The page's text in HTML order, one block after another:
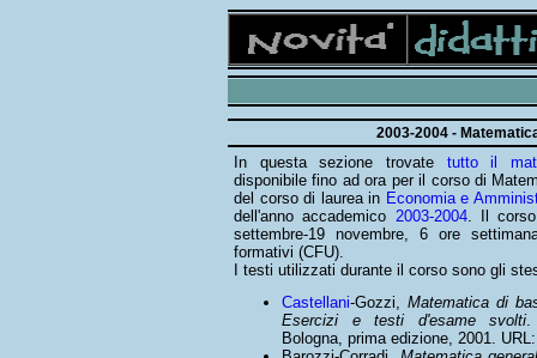
2003-2004 -
In questa sezione trovate tutto il
disponibile fino ad ora per il corso di
del corso di laurea in Economia e
dell'anno accademico 2003-2004. Il
settembre-19 novembre, 6 ore
formativi (CFU).
I testi utilizzati durante il corso sono gli
Castellani-Gozzi, Matematica di
Esercizi e testi d'esame svolti.
Bologna, prima edizione, 2001.